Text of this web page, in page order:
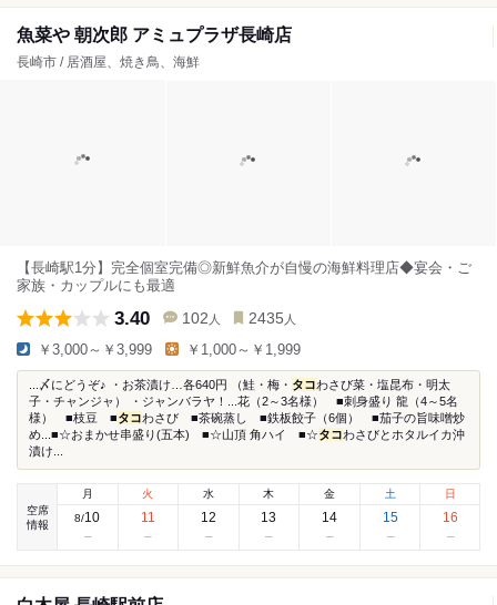
魚菜や 朝次郎 アミュプラザ長崎店
長崎市 / 居酒屋、焼き鳥、海鮮
【長崎駅1分】完全個室完備◎新鮮魚介が自慢の海鮮料理店◆宴会・ご
家族・カップルにも最適
3.40 102 人 2435 人
￥3,000～￥3,999 ￥1,000～￥1,999
...〆にどうぞ♪ ・お茶漬け…各640円 （鮭・梅・ タコわさび菜・塩昆布・明太
子・チャンジャ） ・ジャンバラヤ！...花（2～3名様） ■刺身盛り 龍（4～5名
様） ■枝豆 ■タコわさび ■茶碗蒸し ■鉄板餃子（6個） ■茄子の旨味噌炒
め...■☆おまかせ串盛り(五本) ■☆山頂 角ハイ ■☆タコわさびとホタルイカ沖
漬け...
空席
情報
月
8/10
火
11
水
12
木
13
金
14
土
15
日
16